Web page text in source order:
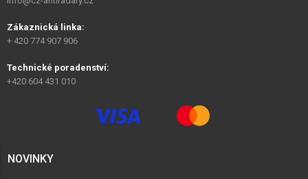
Zákaznická linka:
+ 420 774 907 906
Technické poradenství:
+420 604 431 010
NOVINKY